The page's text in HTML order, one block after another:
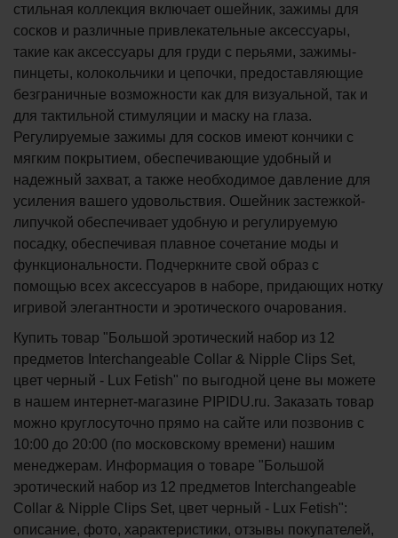
стильная коллекция включает ошейник, зажимы для
сосков и различные привлекательные аксессуары,
такие как аксессуары для груди с перьями, зажимы-
пинцеты, колокольчики и цепочки, предоставляющие
безграничные возможности как для визуальной, так и
для тактильной стимуляции и маску на глаза.
Регулируемые зажимы для сосков имеют кончики с
мягким покрытием, обеспечивающие удобный и
надежный захват, а также необходимое давление для
усиления вашего удовольствия. Ошейник застежкой-
липучкой обеспечивает удобную и регулируемую
посадку, обеспечивая плавное сочетание моды и
функциональности. Подчеркните свой образ с
помощью всех аксессуаров в наборе, придающих нотку
игривой элегантности и эротического очарования.
Купить товар "Большой эротический набор из 12
предметов Interchangeable Collar & Nipple Clips Set,
цвет черный - Lux Fetish" по выгодной цене вы можете
в нашем интернет-магазине PIPIDU.ru. Заказать товар
можно круглосуточно прямо на сайте или позвонив с
10:00 до 20:00 (по московскому времени) нашим
менеджерам. Информация о товаре "Большой
эротический набор из 12 предметов Interchangeable
Collar & Nipple Clips Set, цвет черный - Lux Fetish":
описание, фото, характеристики, отзывы покупателей,